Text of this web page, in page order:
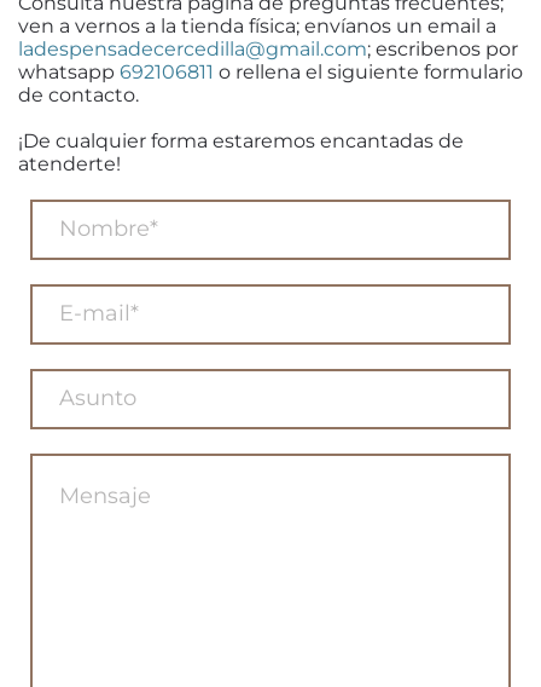
ven a vernos a la tienda física; envíanos un email a
ladespensadecercedilla@gmail.com; escribenos por
whatsapp 692106811 o rellena el siguiente formulario
de contacto.
¡De cualquier forma estaremos encantadas de
atenderte!